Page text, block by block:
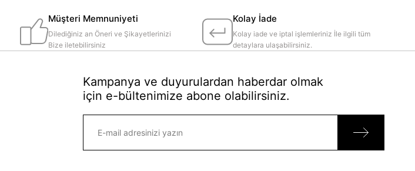
Müşteri Memnuniyeti
Dilediğiniz an Öneri ve Şikayetlerinizi
Bize iletebilirsiniz
Kolay İade
Kolay iade ve iptal işlemleriniz İle ilgili tüm
detaylara ulaşabilirsiniz.
Kampanya ve duyurulardan haberdar olmak
için e-bültenimize abone olabilirsiniz.